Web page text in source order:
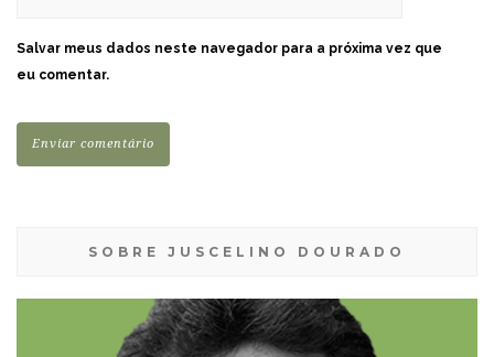
Salvar meus dados neste navegador para a próxima vez que
eu comentar.
SOBRE JUSCELINO DOURADO